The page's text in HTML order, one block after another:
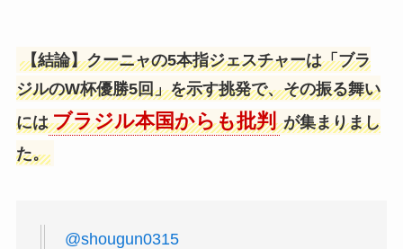
【結論】クーニャの5本指ジェスチャーは「ブラ
ジルのW杯優勝5回」を示す挑発で、その振る舞い
には ブラジル本国からも批判 が集まりまし
た。
@shougun0315